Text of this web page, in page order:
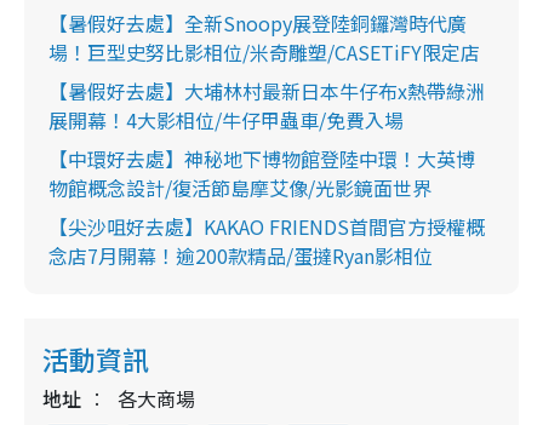
【暑假好去處】全新Snoopy展登陸銅鑼灣時代廣
場！巨型史努比影相位/米奇雕塑/CASETiFY限定店
【暑假好去處】大埔林村最新日本牛仔布x熱帶綠洲
展開幕！4大影相位/牛仔甲蟲車/免費入場
【中環好去處】神秘地下博物館登陸中環！大英博
物館概念設計/復活節島摩艾像/光影鏡面世界
【尖沙咀好去處】KAKAO FRIENDS首間官方授權概
念店7月開幕！逾200款精品/蛋撻Ryan影相位
活動資訊
地址 各大商場